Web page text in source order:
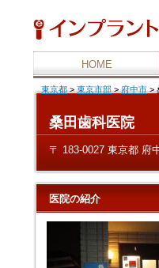
HOME
東京都> 東京市部> 府中市>
桑田歯科医院
〒 183-0027 東京都 府
医院の紹介